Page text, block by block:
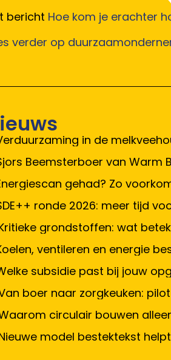
bericht Hoe kom je erachter
verder op
in de
Beemsterboer van Warm
gehad? Zo
ronde 2026: meer tijd
grondstoffen: wat
ventileren en energie
subsidie past bij jouw
boer naar zorgkeuken:
circulair bouwen
model bestektekst